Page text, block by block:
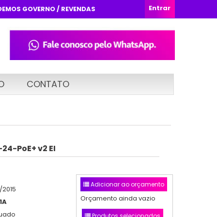
Entrar
GOVERNO / REVENDAS
CONTATO
PoE+ v2 EI
Adicionar ao orçamento
Orçamento ainda vazio